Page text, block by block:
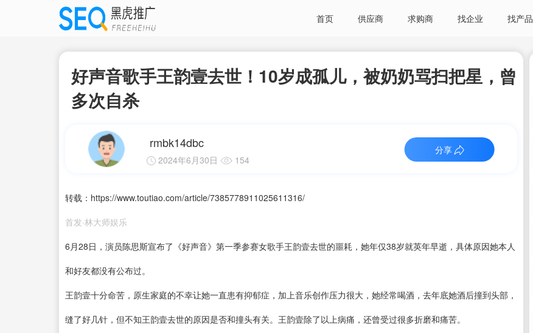
首页 供应商 求购商 找企业 找产品
好声音歌手王韵壹去世！10岁成孤儿，被奶奶骂扫把星，曾
多次自杀
rmbk14dbc
2024年6月30日 154
分享
转载：https://www.toutiao.com/article/7385778911025611316/
首发·林大师娱乐
6月28日，演员陈思斯宣布了《好声音》第一季参赛女歌手王韵壹去世的噩耗，她年仅38岁就英年早逝，具体原因她本人
和好友都没有公布过。
王韵壹十分命苦，原生家庭的不幸让她一直患有抑郁症，加上音乐创作压力很大，她经常喝酒，去年底她酒后撞到头部，
缝了好几针，但不知王韵壹去世的原因是否和撞头有关。王韵壹除了以上病痛，还曾受过很多折磨和痛苦。